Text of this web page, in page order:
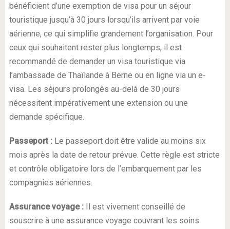
bénéficient d’une exemption de visa pour un séjour
touristique jusqu’à 30 jours lorsqu’ils arrivent par voie
aérienne, ce qui simplifie grandement l’organisation. Pour
ceux qui souhaitent rester plus longtemps, il est
recommandé de demander un visa touristique via
l’ambassade de Thaïlande à Berne ou en ligne via un e-
visa. Les séjours prolongés au-delà de 30 jours
nécessitent impérativement une extension ou une
demande spécifique.
Passeport :Le passeport doit être valide au moins six
mois après la date de retour prévue. Cette règle est stricte
et contrôle obligatoire lors de l’embarquement par les
compagnies aériennes.
Assurance voyage :Il est vivement conseillé de
souscrire à une assurance voyage couvrant les soins